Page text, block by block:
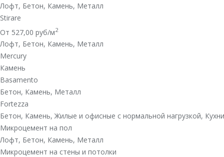
Лофт, Бетон, Камень, Металл
Stirare
От 527,00 руб/м2
Лофт, Бетон, Камень, Металл
Mercury
Камень
Basamento
Бетон, Камень, Металл
Fortezza
Бетон, Камень, Жилые и офисные с нормальной нагрузкой,
Микроцемент на пол
Лофт, Бетон, Камень, Металл
Микроцемент на стены и потолки